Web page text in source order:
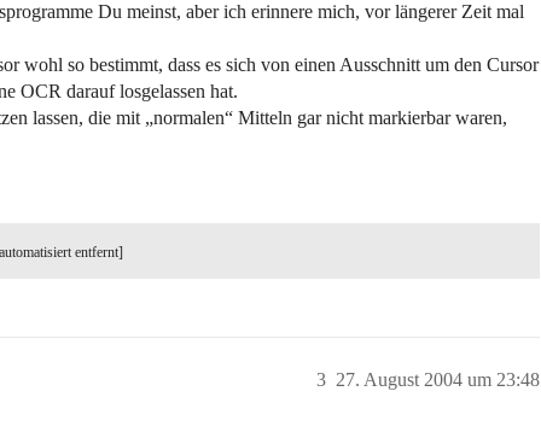
Du meinst, aber ich erinnere mich, vor längerer Zeit mal
wohl so bestimmt, dass es sich von einen Ausschnitt um den Cursor
OCR darauf losgelassen hat.
lassen, die mit „normalen“ Mitteln gar nicht markierbar waren,
entfernt]
27. August 2004 um 23:48
3